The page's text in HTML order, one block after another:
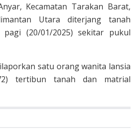
Kecamatan Tarakan Barat,
Utara diterjang tanah
(20/01/2025) sekitar pukul
satu orang wanita lansia
tertibun tanah dan matrial